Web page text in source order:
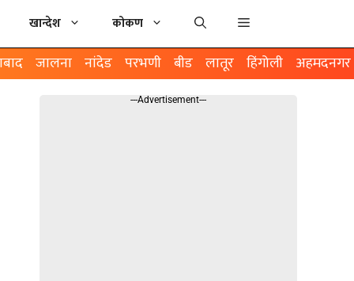
खान्देश कोकण
जालना नांदेड परभणी बीड लातूर हिंगोली अहमदनगर
---Advertisement---